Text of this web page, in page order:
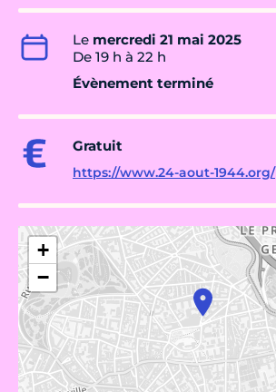
Le mercredi 21 mai 2025
De 19 h à 22 h
Évènement terminé
Gratuit
https://www.24-aout-1944.org/
+
−